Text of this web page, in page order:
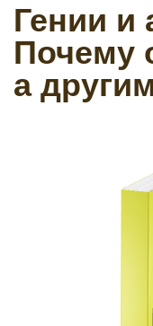
Гении и
Почему
а